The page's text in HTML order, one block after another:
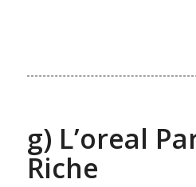
g) L’oreal
Riche